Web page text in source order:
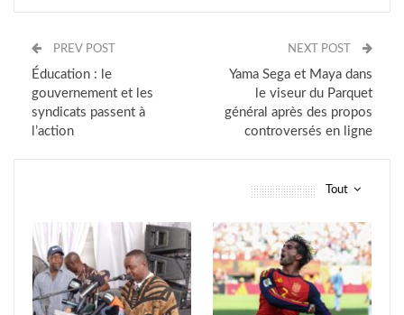
PREV POST
Éducation : le
gouvernement et les
syndicats passent à
l’action
NEXT POST
Yama Sega et Maya dans
le viseur du Parquet
général après des propos
controversés en ligne
Tout